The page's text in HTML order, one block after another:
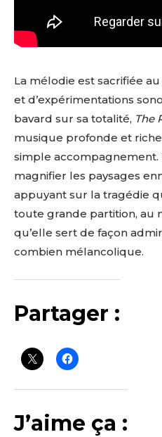
La mélodie est sacrifiée
et d’expérimentations
bavard sur sa totalité, The
musique profonde et
simple
magnifier les paysages
appuyant sur la tragédie
toute grande partition, au
qu’elle sert de façon
combien mélancolique.
Partager :
J’aime ça :